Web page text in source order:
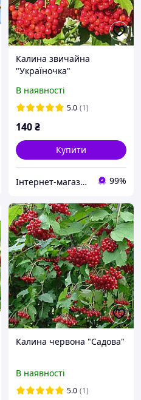
Калина звичайна
"Україночка"
В наявності
5.0 (1)
140₴
Купити
Інтернет-магазин "Магазин Рослин" Власне Виробництво🌱 99%
Калина червона "Садова"
В наявності
5.0 (1)